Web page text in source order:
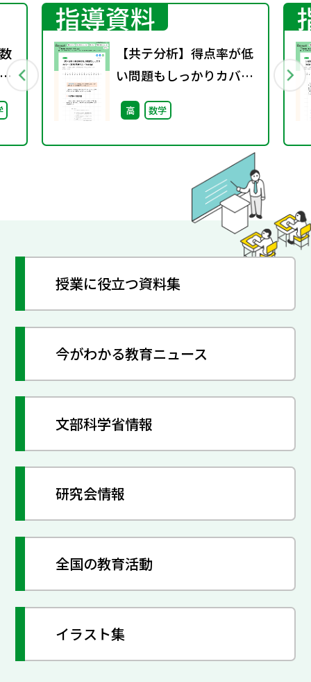
指導資料
【共テ分析】得点率が低
い問題もしっかりカバー
（攻略!共通テストPick
Up）
高 数学
授業に役立つ資料集
今がわかる教育ニュース
文部科学省情報
研究会情報
全国の教育活動
イラスト集